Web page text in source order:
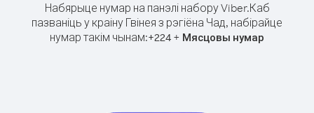
Набярыце нумар на панэлі набору Viber.Каб
пазваніць у краіну Гвінея з рэгіёна Чад, набірайце
нумар такім чынам:+224 + Мясцовы нумар